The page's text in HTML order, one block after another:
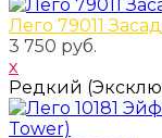
Лего 79011
3 750 руб.
x
Редкий